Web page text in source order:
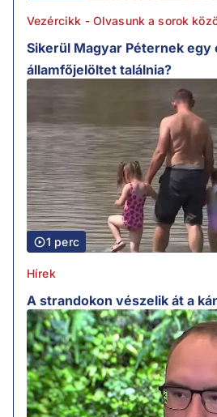
Vezércikk - Olvasunk a sorok
Sikerül Magyar Péternek
államfőjelöltet találnia?
1 perc
Hírek
A strandokon vészelik át a